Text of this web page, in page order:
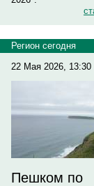
Регион сегодня
22 Мая 2026, 13:30
Пешком по